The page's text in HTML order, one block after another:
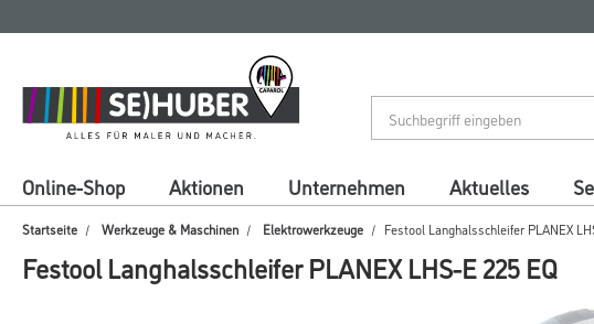
springen
springen
Online-Shop Aktionen Unternehmen Aktuelles
Startseite Werkzeuge & Maschinen Elektrowerkzeuge Festool Langhalsschleifer PLANEX
Festool Langhalsschleifer PLANEX LHS-E 225 EQ